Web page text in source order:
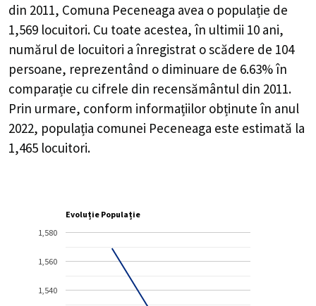
din 2011, Comuna Peceneaga avea o populație de
1,569 locuitori. Cu toate acestea, în ultimii 10 ani,
numărul de locuitori a înregistrat oscădere de 104
persoane, reprezentând o diminuare de 6.63%în
comparație cu cifrele din recensământul din 2011.
Prin urmare, conform informațiilor obținute în anul
2022, populația comunei Peceneaga este estimată la
1,465 locuitori.
Evoluție Populație
1,540
1,560
1,580